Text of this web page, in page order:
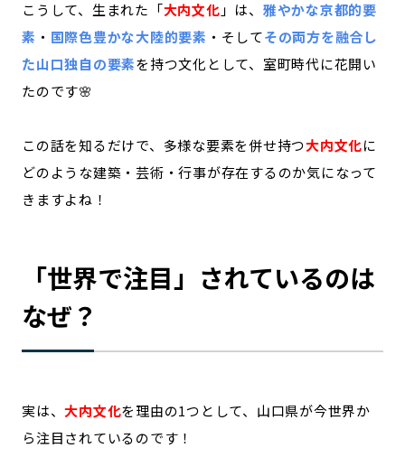
こうして、生まれた「大内文化 」は、 雅やかな京都的要
素 ・ 国際色豊かな大陸的要素 ・そしてその両方を融合し
た山口独自の要素を持つ文化として、室町時代に花開い
たのです🌸
この話を知るだけで、多様な要素を併せ持つ大内文化に
どのような建築・芸術・行事が存在するのか気になって
きますよね！
「世界で注目」されているのは
なぜ？
実は、大内文化を理由の1つとして、山口県が今世界か
ら注目されているのです！